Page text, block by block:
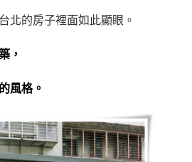
北的房子裡面如此顯眼。
，
風格。